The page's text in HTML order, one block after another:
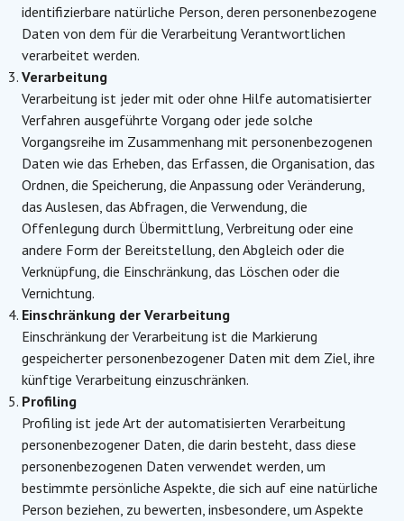
identifizierbare natürliche Person, deren personenbezogene
Daten von dem für die Verarbeitung Verantwortlichen
verarbeitet werden.
Verarbeitung
Verarbeitung ist jeder mit oder ohne Hilfe automatisierter
Verfahren ausgeführte Vorgang oder jede solche
Vorgangsreihe im Zusammenhang mit personenbezogenen
Daten wie das Erheben, das Erfassen, die Organisation, das
Ordnen, die Speicherung, die Anpassung oder Veränderung,
das Auslesen, das Abfragen, die Verwendung, die
Offenlegung durch Übermittlung, Verbreitung oder eine
andere Form der Bereitstellung, den Abgleich oder die
Verknüpfung, die Einschränkung, das Löschen oder die
Vernichtung.
Einschränkung der Verarbeitung
Einschränkung der Verarbeitung ist die Markierung
gespeicherter personenbezogener Daten mit dem Ziel, ihre
künftige Verarbeitung einzuschränken.
Profiling
Profiling ist jede Art der automatisierten Verarbeitung
personenbezogener Daten, die darin besteht, dass diese
personenbezogenen Daten verwendet werden, um
bestimmte persönliche Aspekte, die sich auf eine natürliche
Person beziehen, zu bewerten, insbesondere, um Aspekte